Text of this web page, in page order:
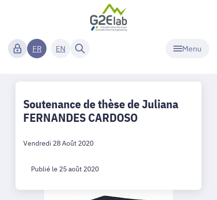
Menu
FR EN
Soutenance de thèse de Juliana
FERNANDES CARDOSO
Vendredi 28 Août 2020
Publié le 25 août 2020